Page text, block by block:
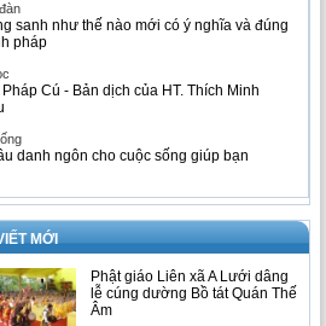
sanh như thế nào mới có ý nghĩa và đúng
pháp
Pháp Cú - Bản dịch của HT. Thích Minh
danh ngôn cho cuộc sống giúp bạn
MỚI
Phật giáo Liên xã A Lưới dâng
lễ cúng dường Bồ tát Quán Thế
Âm